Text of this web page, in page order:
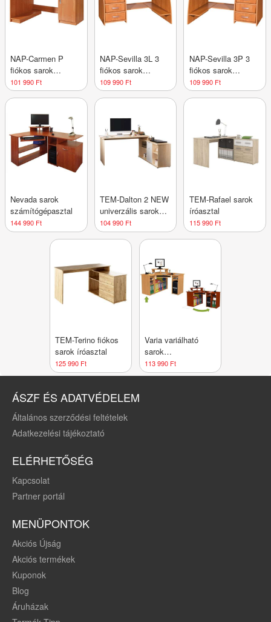
NAP-Carmen P
fiókos sarok
számítógépasztal
101 990 Ft
NAP-Sevilla 3L 3
fiókos sarok
számítógépasztal
109 990 Ft
NAP-Sevilla 3P 3
fiókos sarok
számítógépasztal
109 990 Ft
Nevada sarok
számítógépasztal
144 990 Ft
TEM-Dalton 2 NEW
univerzális sarok
íróasztal
104 990 Ft
TEM-Rafael sarok
íróasztal
115 990 Ft
TEM-Terino fiókos
sarok íróasztal
125 990 Ft
Varia variálható
sarok
számítógépasztal
113 990 Ft
ÁSZF ÉS ADATVÉDELEM
Általános szerződési feltételek
Adatkezelési tájékoztató
ELÉRHETŐSÉG
Kapcsolat
Partner portál
MENÜPONTOK
Akciós Újság
Akciós termékek
Kuponok
Blog
Áruházak